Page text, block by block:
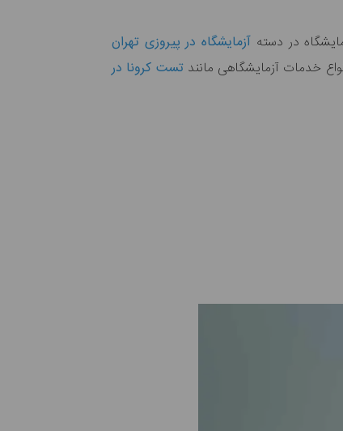
در دسته آزمایشگاه در پیروزی تهران
خدمات آزمایشگاهی مانندتست کرونا در